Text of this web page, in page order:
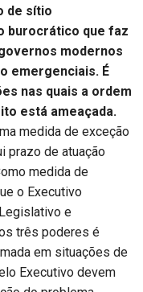
de sítio
burocrático que faz
modernos
emergenciais. É
nas quais a ordem
está ameaçada.
medida de exceção
prazo de atuação
medida de
o Executivo
e
três poderes é
em situações de
Executivo devem